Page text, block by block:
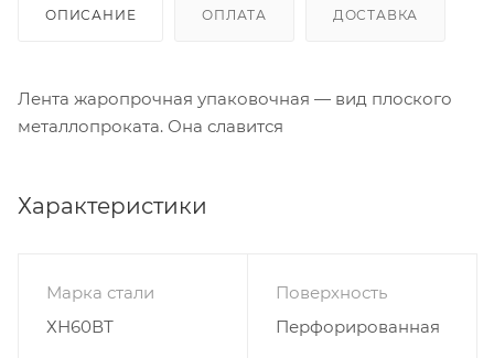
ОПИСАНИЕ ОПЛАТА ДОСТАВКА
Лента жаропрочная упаковочная — вид плоского
металлопроката. Она славится
Характеристики
Марка стали
ХН60ВТ
Поверхность
Перфорированная